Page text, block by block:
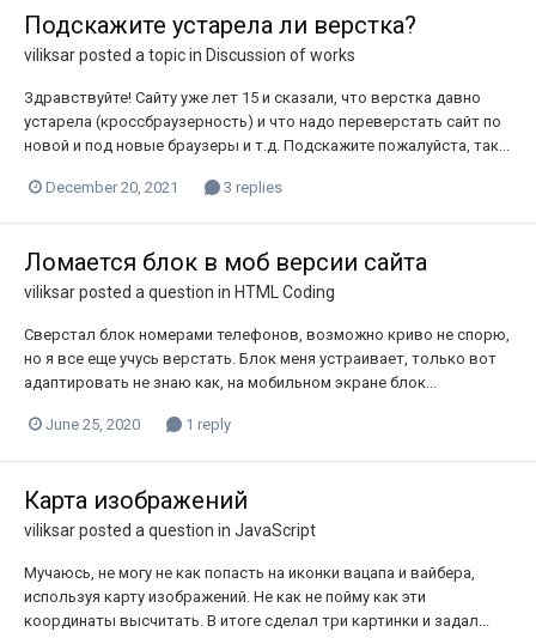
Подскажите устарела ли верстка?
viliksarposted a topic in Discussion of works
Здравствуйте! Сайту уже лет 15 и сказали, что верстка давно
устарела (кроссбраузерность) и что надо переверстать сайт по
новой и под новые браузеры и т.д. Подскажите пожалуйста, так...
December 20, 2021 3 replies
Ломается блок в моб версии сайта
viliksarposted a question in HTML Coding
Сверстал блок номерами телефонов, возможно криво не спорю,
но я все еще учусь верстать. Блок меня устраивает, только вот
адаптировать не знаю как, на мобильном экране блок...
June 25, 2020 1 reply
Карта изображений
viliksarposted a question in JavaScript
Мучаюсь, не могу не как попасть на иконки вацапа и вайбера,
используя карту изображений. Не как не пойму как эти
координаты высчитать. В итоге сделал три картинки и задал...